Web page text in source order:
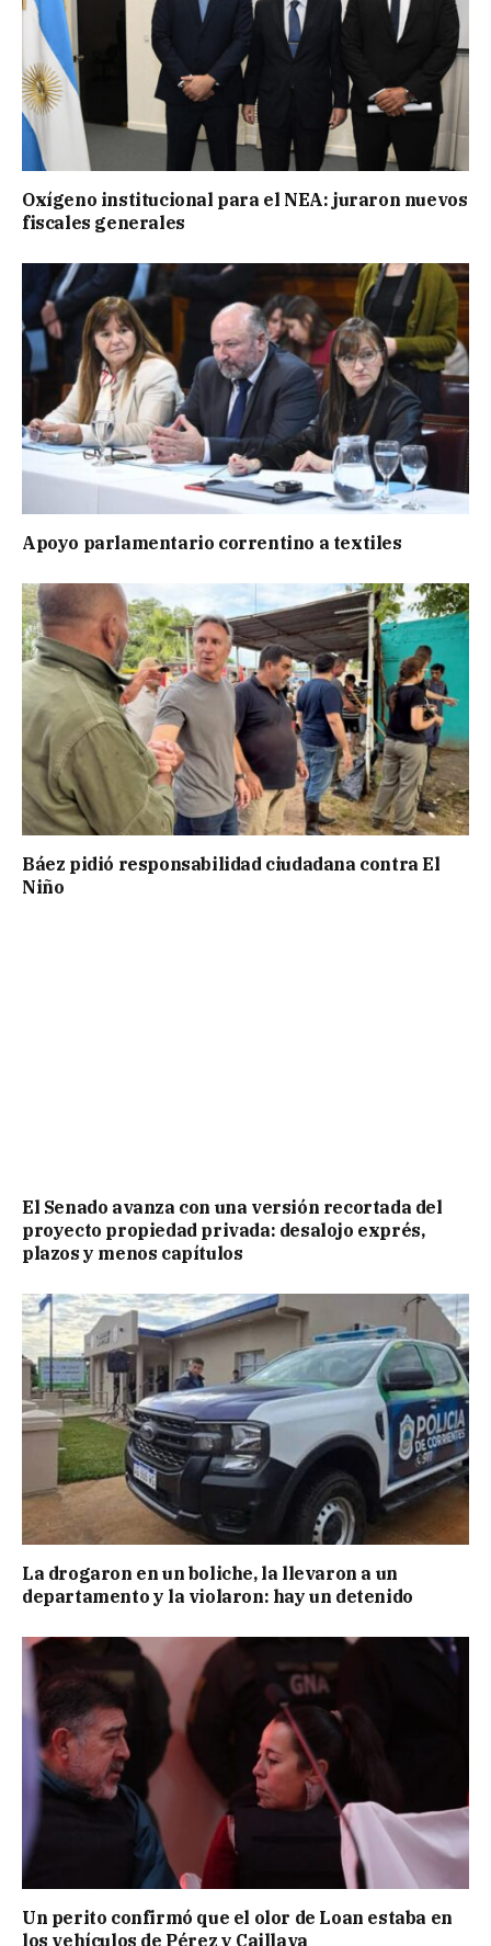
Oxígeno institucional para el NEA: juraron nuevos
fiscales generales
Apoyo parlamentario correntino a textiles
Báez pidió responsabilidad ciudadana contra El
Niño
El Senado avanza con una versión recortada del
proyecto propiedad privada: desalojo exprés,
plazos y menos capítulos
La drogaron en un boliche, la llevaron a un
departamento y la violaron: hay un detenido
Un perito confirmó que el olor de Loan estaba en
los vehículos de Pérez y Caillava